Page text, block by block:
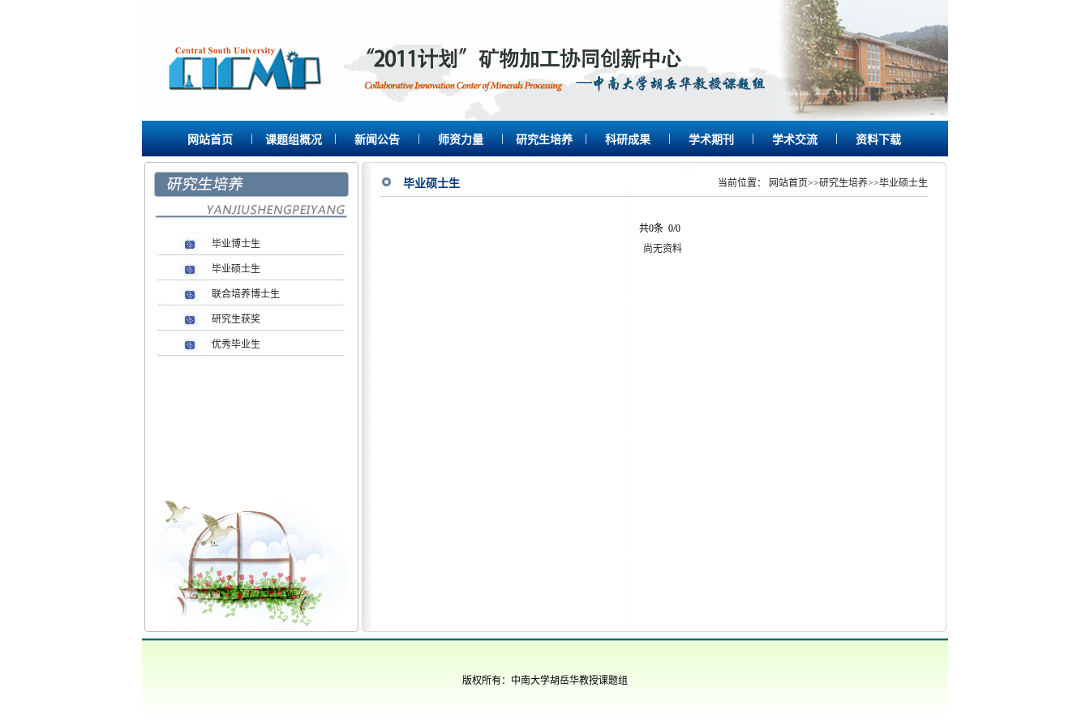
网站首页 | 课题组概况 | 新闻公告 | 师资力量 | 研究生培养 | 科研成果 | 学术期刊 | 学术交流 | 资料下载
毕业博士生
毕业硕士生
联合培养博士生
研究生获奖
优秀毕业生
毕业硕士生 当前位置： 网站首页>>研究生培养>>毕业硕士生
共0条 0/0
尚无资料
版权所有：中南大学胡岳华教授课题组